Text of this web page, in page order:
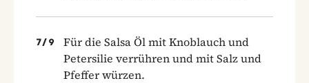
7/ 9
Für die Salsa Öl mit Knoblauch und
Petersilie verrühren und mit Salz und
Pfeffer würzen.